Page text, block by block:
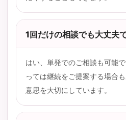
1回だけの相談でも大丈夫
はい、単発でのご相談も可能
っては継続をご提案する場合
意思を大切にしています。